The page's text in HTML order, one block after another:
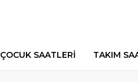
ÇOCUK SAATLERİ TAKIM